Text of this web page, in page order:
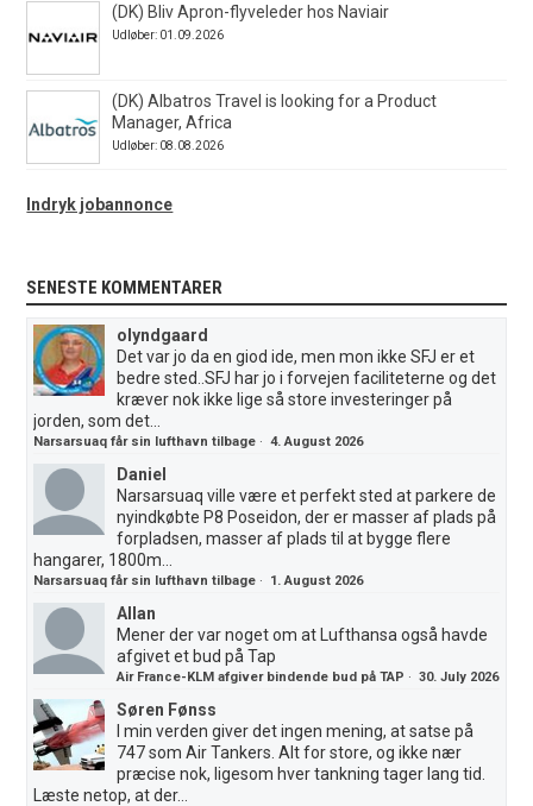
(DK) Bliv Apron-flyveleder hos Naviair
Udløber: 01.09.2026
(DK) Albatros Travel is looking for a Product
Manager, Africa
Udløber: 08.08.2026
Indryk jobannonce
SENESTE KOMMENTARER
olyndgaard
Det var jo da en giod ide, men mon ikke SFJ er et
bedre sted..SFJ har jo i forvejen faciliteterne og det
kræver nok ikke lige så store investeringer på
jorden, som det...
Narsarsuaq får sin lufthavn tilbage ·4. August 2026
Daniel
Narsarsuaq ville være et perfekt sted at parkere de
nyindkøbte P8 Poseidon, der er masser af plads på
forpladsen, masser af plads til at bygge flere
hangarer, 1800m...
Narsarsuaq får sin lufthavn tilbage · 1. August 2026
Allan
Mener der var noget om at Lufthansa også havde
afgivet et bud på Tap
Air France-KLM afgiver bindende bud på TAP ·30. July 2026
Søren Fønss
I min verden giver det ingen mening, at satse på
747 som Air Tankers. Alt for store, og ikke nær
præcise nok, ligesom hver tankning tager lang tid.
Læste netop, at der...